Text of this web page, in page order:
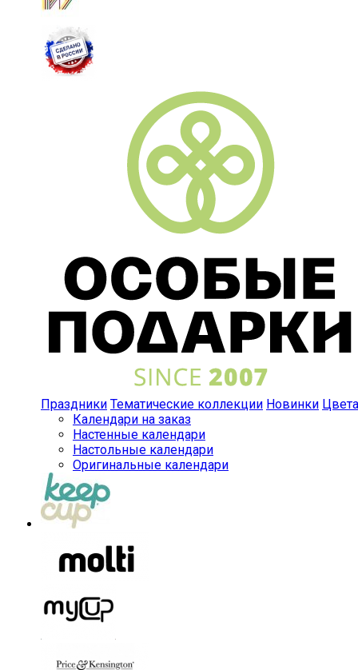
Праздники Тематические коллекции Новинки Цвета
Календари на заказ
Настенные календари
Настольные календари
Оригинальные календари